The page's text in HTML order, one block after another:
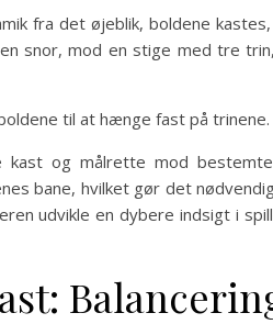
fra det øjeblik, boldene
snor, mod en stige med tre
til at hænge fast på trinene.
og målrette mod
bane, hvilket gør det
udvikle en dybere indsigt i